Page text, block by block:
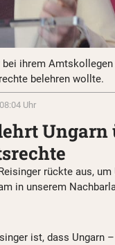
ihrem
belehren wollte.
Uhr
Ungarn
rückte aus, um
in unserem
ist, dass Ungarn –